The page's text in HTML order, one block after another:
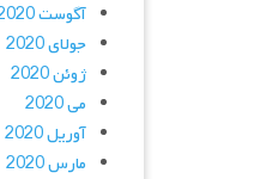
آگوست 2020
جولای 2020
ژوئن 2020
می 2020
آوریل 2020
مارس 2020